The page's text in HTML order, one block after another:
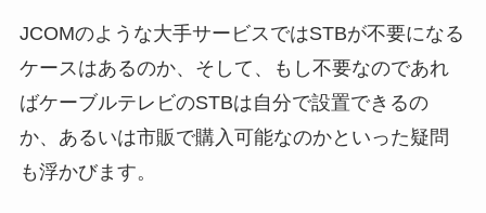
JCOMのような大手サービスではSTBが不要になる
ケースはあるのか、そして、もし不要なのであれ
ばケーブルテレビのSTBは自分で設置できるの
か、あるいは市販で購入可能なのかといった疑問
も浮かびます。